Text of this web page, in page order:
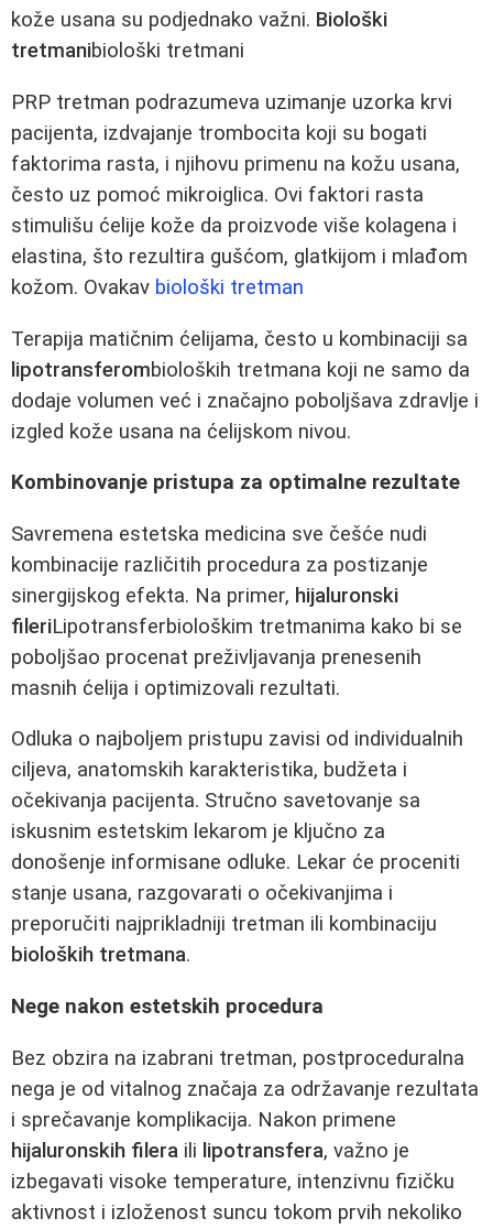
kože usana su podjednako važni. Biološki
tretmanibiološki tretmani
PRP tretman podrazumeva uzimanje uzorka krvi
pacijenta, izdvajanje trombocita koji su bogati
faktorima rasta, i njihovu primenu na kožu usana,
često uz pomoć mikroiglica. Ovi faktori rasta
stimulišu ćelije kože da proizvode više kolagena i
elastina, što rezultira gušćom, glatkijom i mlađom
kožom. Ovakav biološki tretman
Terapija matičnim ćelijama, često u kombinaciji sa
lipotransferombioloških tretmana koji ne samo da
dodaje volumen već i značajno poboljšava zdravlje i
izgled kože usana na ćelijskom nivou.
Kombinovanje pristupa za optimalne rezultate
Savremena estetska medicina sve češće nudi
kombinacije različitih procedura za postizanje
sinergijskog efekta. Na primer, hijaluronski
fileriLipotransferbiološkim tretmanima kako bi se
poboljšao procenat preživljavanja prenesenih
masnih ćelija i optimizovali rezultati.
Odluka o najboljem pristupu zavisi od individualnih
ciljeva, anatomskih karakteristika, budžeta i
očekivanja pacijenta. Stručno savetovanje sa
iskusnim estetskim lekarom je ključno za
donošenje informisane odluke. Lekar će proceniti
stanje usana, razgovarati o očekivanjima i
preporučiti najprikladniji tretman ili kombinaciju
bioloških tretmana.
Nege nakon estetskih procedura
Bez obzira na izabrani tretman, postproceduralna
nega je od vitalnog značaja za održavanje rezultata
i sprečavanje komplikacija. Nakon primene
hijaluronskih filera ili lipotransfera, važno je
izbegavati visoke temperature, intenzivnu fizičku
aktivnost i izloženost suncu tokom prvih nekoliko